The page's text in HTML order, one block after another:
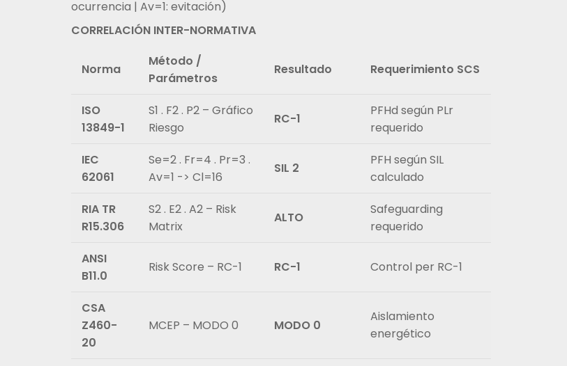
ocurrencia | Av=1: evitación)
CORRELACIÓN INTER-NORMATIVA
Norma
Método /
Parámetros
Resultado Requerimiento SCS
ISO
13849-1
S1 . F2 . P2 – Gráfico
Riesgo
RC-1
PFHd según PLr
requerido
IEC
62061
Se=2 . Fr=4 . Pr=3 .
Av=1 -> Cl=16
SIL 2
PFH según SIL
calculado
RIA TR
R15.306
S2 . E2 . A2 – Risk
Matrix
ALTO
Safeguarding
requerido
ANSI
B11.0
Risk Score – RC-1 RC-1 Control per RC-1
CSA
Z460-
20
MCEP – MODO 0 MODO 0
Aislamiento
energético